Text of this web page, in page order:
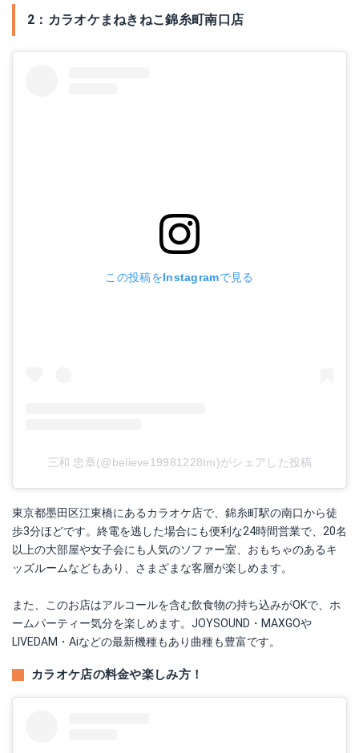
2：カラオケまねきねこ錦糸町南口店
この投稿をInstagramで見る
三和 忠章(@believe19981228tm)がシェアした投稿
東京都墨田区江東橋にあるカラオケ店で、錦糸町駅の南口から徒
歩3分ほどです。終電を逃した場合にも便利な24時間営業で、20名
以上の大部屋や女子会にも人気のソファー室、おもちゃのあるキ
ッズルームなどもあり、さまざまな客層が楽しめます。
また、このお店はアルコールを含む飲食物の持ち込みがOKで、ホ
ームパーティー気分を楽しめます。JOYSOUND・MAXGOや
LIVEDAM・Aiなどの最新機種もあり曲種も豊富です。
カラオケ店の料金や楽しみ方！